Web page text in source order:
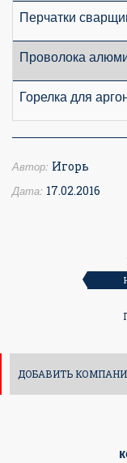
Перчатки
Проволока
Горелка для
Автор: Игорь
Дата: 17.02.2016
ДОБАВИТЬ